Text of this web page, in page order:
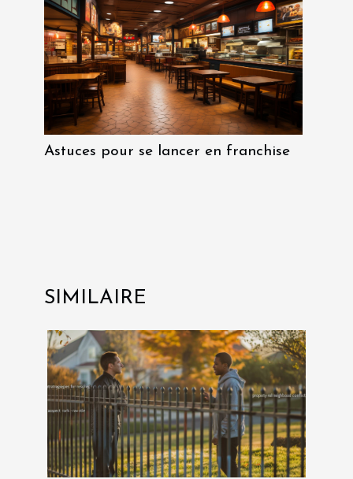
Astuces pour se lancer en franchise
SIMILAIRE